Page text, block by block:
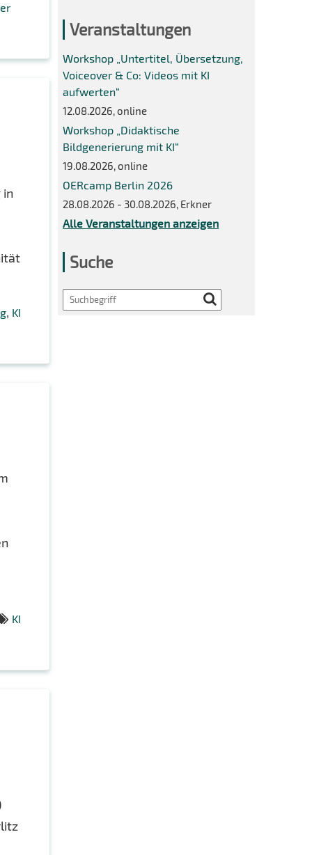
in
, KI
KI
Veranstaltungen
Workshop „Untertitel, Übersetzung,
Voiceover & Co: Videos mit KI
aufwerten“
12.08.2026, online
Workshop „Didaktische
Bildgenerierung mit KI“
19.08.2026, online
OERcamp Berlin 2026
28.08.2026 - 30.08.2026, Erkner
Alle Veranstaltungen anzeigen
Suche
Search